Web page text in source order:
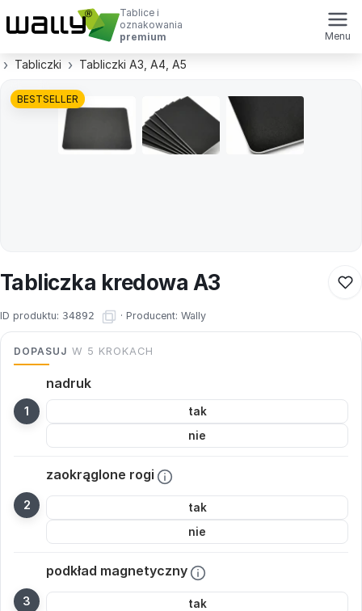
Tablice i
oznakowania
premium
Menu
Tabliczki Tabliczki A3, A4, A5
BESTSELLER
Tabliczka kredowa A3
ID produktu: 34892 · Producent: Wally
DOPASUJ W 5 KROKACH
nadruk
tak
nie
zaokrąglone rogi
tak
nie
podkład magnetyczny
tak